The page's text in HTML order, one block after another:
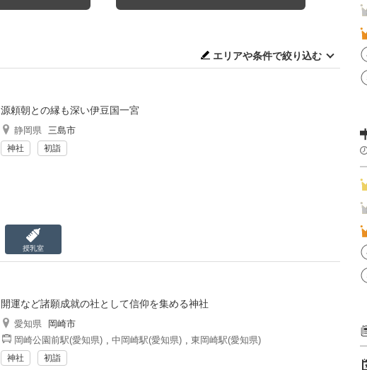
エリアや条件で絞り込む
源頼朝との縁も深い伊豆国一宮
静岡県 三島市
神社 初詣
授乳室
開運など諸願成就の社として信仰を集める神社
愛知県
岡崎市
岡崎公園前駅(愛知県) , 中岡崎駅(愛知県) , 東岡崎駅(愛知県)
神社 初詣